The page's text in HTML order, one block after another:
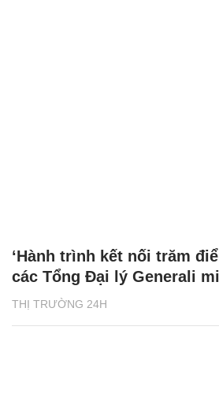
THỊ TRƯỜNG 24H
‘Hành trình kết nối trăm
các Tổng Đại lý Generali